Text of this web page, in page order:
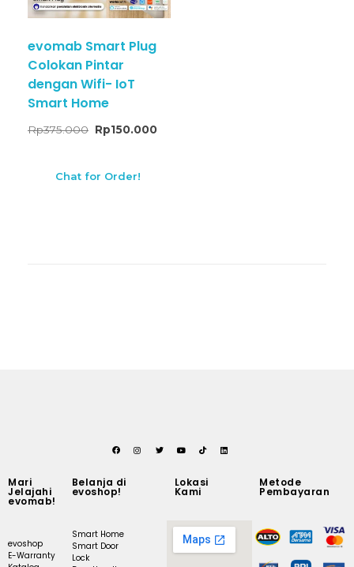
evomab Smart Plug
Colokan Pintar
dengan Wifi- IoT
Smart Home
Rp375.000 Rp150.000
Chat for Order!
Mari
Jelajahi
evomab!
evoshop
E-Warranty
Belanja di
evoshop!
Smart Home
Smart Door
Lock
Lokasi
Kami
Metode
Pembayaran